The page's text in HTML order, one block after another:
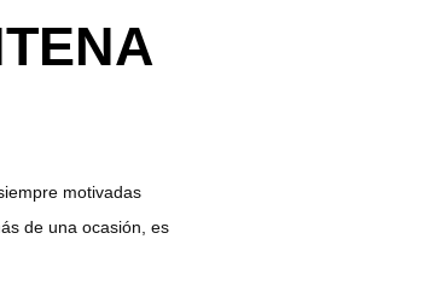
motivadas
de una ocasión, es